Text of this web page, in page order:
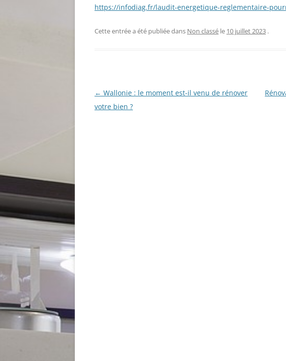
https://infodiag.fr/laudit-energetique-reglementaire-
Cette entrée a été publiée dans Non classé le 10 juillet 2023 .
Navigation
des
← Wallonie : le moment est-il venu de rénover
votre bien ?